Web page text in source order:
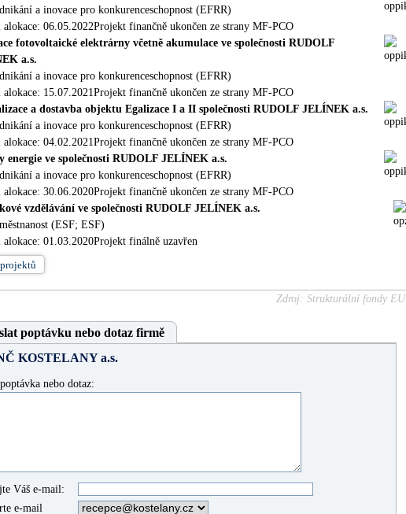
a inovace pro konkurenceschopnost (EFRR)
alokace: 06.05.2022Projekt finančně ukončen ze strany MF-PCO
fotovoltaické elektrárny včetně akumulace ve společnosti RUDOLF
a.s.
a inovace pro konkurenceschopnost (EFRR)
alokace: 15.07.2021Projekt finančně ukončen ze strany MF-PCO
a dostavba objektu Egalizace I a II společnosti RUDOLF JELÍNEK a.s.
a inovace pro konkurenceschopnost (EFRR)
alokace: 04.02.2021Projekt finančně ukončen ze strany MF-PCO
energie ve společnosti RUDOLF JELÍNEK a.s.
a inovace pro konkurenceschopnost (EFRR)
alokace: 30.06.2020Projekt finančně ukončen ze strany MF-PCO
vzdělávání ve společnosti RUDOLF JELÍNEK a.s.
(ESF; ESF)
alokace: 01.03.2020Projekt finálně uzavřen
projektů
Zdroj: Strukturální fondy EU
poptávku nebo dotaz firmě
KOSTELANY a.s.
nebo dotaz:
Váš e-mail:
e-mail